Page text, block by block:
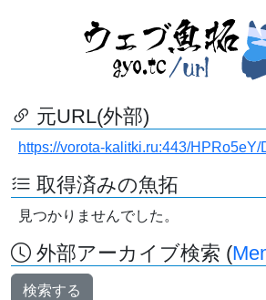
元URL(外部)
https://vorota-kalitki.ru:443/HPRo5eY/
取得済みの魚拓
見つかりませんでした。
外部アーカイブ検索 (
検索する